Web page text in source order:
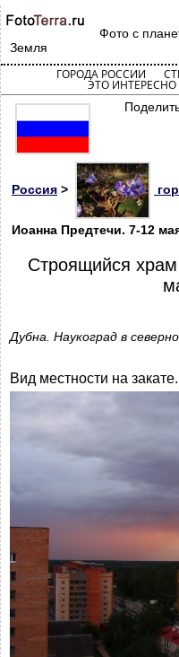
Фото с
Земля
ГОРОДА РОССИИ
ЭТО ИНТЕРЕСНО
Россия >
Иоанна Предтечи. 7-12
Строящийся
Дубна. Наукоград в
Вид местности на закате.